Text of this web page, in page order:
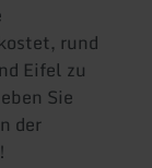
rund
Eifel zu
Sie
der